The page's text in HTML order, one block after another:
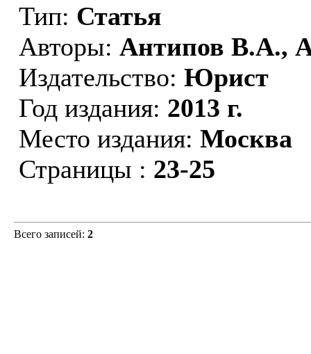
Тип: Статья
Авторы: Антипов В.А.,
Издательство: Юрист
Год издания: 2013 г.
Место издания: Москва
Страницы : 23-25
Всего записей: 2